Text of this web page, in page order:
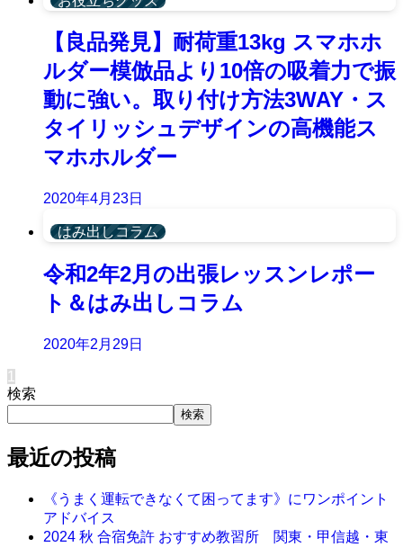
【良品発見】耐荷重13kg スマホホ
ルダー模倣品より10倍の吸着力で振
動に強い。取り付け方法3WAY・ス
タイリッシュデザインの高機能ス
マホホルダー
2020年4月23日
はみ出しコラム
令和2年2月の出張レッスンレポー
ト＆はみ出しコラム
2020年2月29日
1
検索
検索
最近の投稿
《うまく運転できなくて困ってます》にワンポイント
アドバイス
2024 秋 合宿免許 おすすめ教習所 関東・甲信越・東